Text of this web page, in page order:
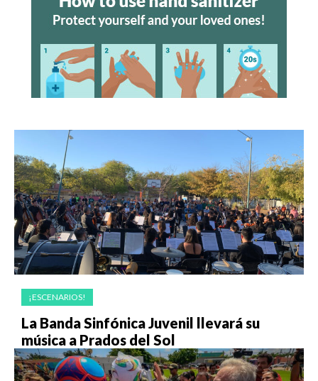
¡ESCENARIOS!
La Banda Sinfónica Juvenil llevará su
música a Prados del Sol